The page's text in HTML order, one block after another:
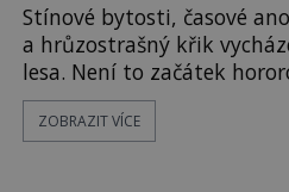
Stínové bytosti, časové
a hrůzostrašný křik
lesa. Není to začátek
události, které popisují
jsou označovány jako
ZOBRAZIT VÍCE